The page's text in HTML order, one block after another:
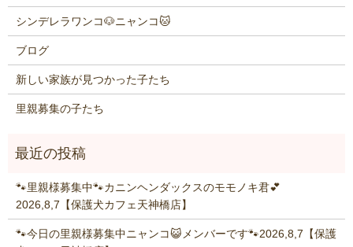
シンデレラワンコ🐶ニャンコ🐱
ブログ
新しい家族が見つかった子たち
里親募集の子たち
🐾里親様募集中🐾カニンヘンダックスのモモノキ君💕
2026,8,7【保護犬カフェ天神橋店】
🐾今日の里親様募集中ニャンコ😺メンバーです🐾2026,8,7【保護